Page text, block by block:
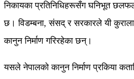
निकायका प्रतिनिधिहरूसँग घनिभूत
छ। विडम्बना, संसद् र सरकारले यी
कानुन निर्माण गरिरहेका छन्।
यसले नेपालको कानुन निर्माण प्रकिया